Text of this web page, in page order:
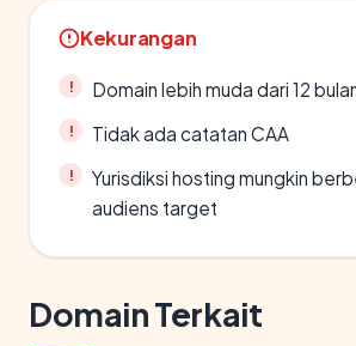
Kekurangan
Domain lebih muda dari 12
Tidak ada catatan CAA
Yurisdiksi hosting mungkin
audiens target
Domain Terkait